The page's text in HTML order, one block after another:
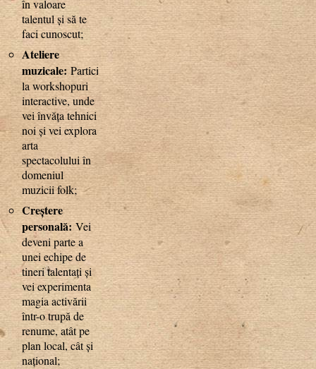
în valoare
talentul și să te
faci cunoscut;
Ateliere
muzicale:Participarea
la workshopuri
interactive, unde
vei învăța tehnici
noi și vei explora
arta
spectacolului în
domeniul
muzicii folk;
Creștere
personală:Vei
deveni parte a
unei echipe de
tineri talentați și
vei experimenta
magia activării
într-o trupă de
renume, atât pe
plan local, cât și
național;